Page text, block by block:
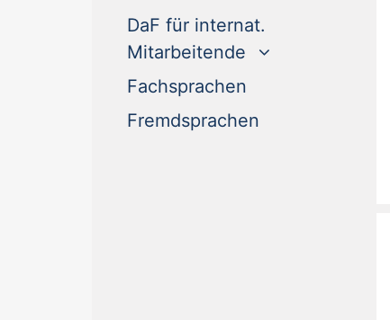
DaF für internat.
Mitarbeitende
Fachsprachen
Fremdsprachen